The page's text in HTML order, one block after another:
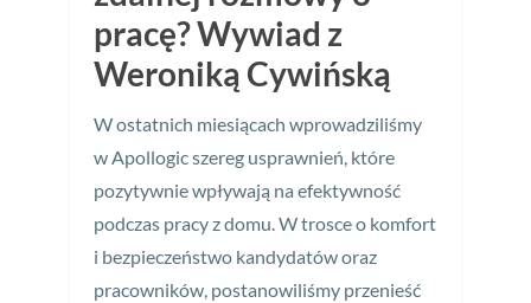
pracę? Wywiad z
Weroniką Cywińską
W ostatnich miesiącach wprowadziliśmy
w Apollogic szereg usprawnień, które
pozytywnie wpływają na efektywność
podczas pracy z domu. W trosce o komfort
i bezpieczeństwo kandydatów oraz
pracowników, postanowiliśmy przenieść